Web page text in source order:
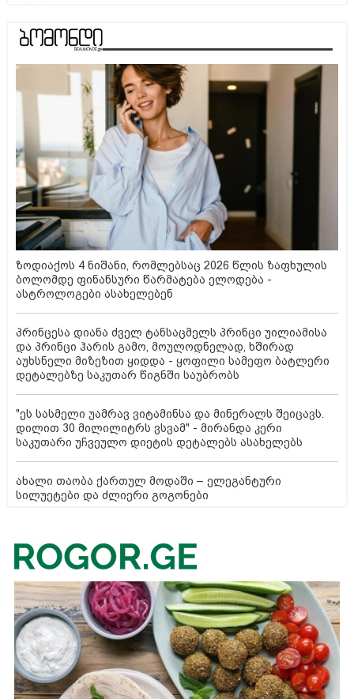
ზოდიაქოს 4 ნიშანი, რომლებსაც 2026 წლის ზაფხულის
ბოლომდე ფინანსური წარმატება ელოდება -
ასტროლოგები ასახელებენ
პრინცესა დიანა ძველ ტანსაცმელს პრინცი უილიამისა
და პრინცი ჰარის გამო, მოულოდნელად, ხშირად
აუხსნელი მიზეზით ყიდდა - ყოფილი სამეფო ბატლერი
დეტალებზე საკუთარ წიგნში საუბრობს
"ეს სასმელი უამრავ ვიტამინსა და მინერალს შეიცავს.
დილით 30 მილილიტრს ვსვამ" - მირანდა კერი
საკუთარი უჩვეულო დიეტის დეტალებს ასახელებს
ახალი თაობა ქართულ მოდაში – ელეგანტური
სილუეტები და ძლიერი გოგონები